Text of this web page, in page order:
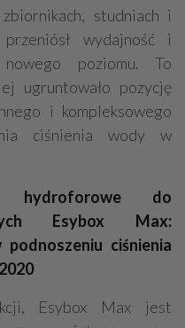
studniach i
wydajność i
poziomu. To
ugruntowało pozycję
i kompleksowego
ciśnienia wody w
hydroforowe do
Esybox Max:
ciśnienia
Esybox Max jest